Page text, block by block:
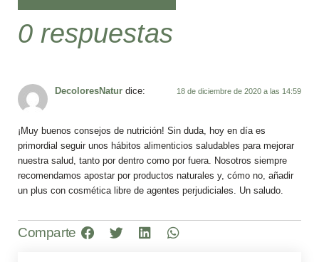
0 respuestas
DecoloresNatur dice: 18 de diciembre de 2020 a las 14:59
¡Muy buenos consejos de nutrición! Sin duda, hoy en día es
primordial seguir unos hábitos alimenticios saludables para mejorar
nuestra salud, tanto por dentro como por fuera. Nosotros siempre
recomendamos apostar por productos naturales y, cómo no, añadir
un plus con cosmética libre de agentes perjudiciales. Un saludo.
Comparte